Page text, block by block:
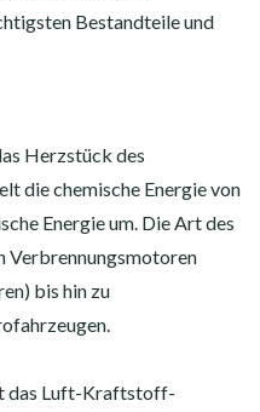
Bestandteile und
Herzstück des
die chemische Energie von
Energie um. Die Art des
Verbrennungsmotoren
bis hin zu
das Luft-Kraftstoff-